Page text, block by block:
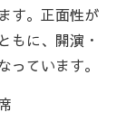
す。正面性が
もに、開演・
ています。